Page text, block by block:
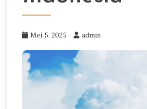
Mei 5, 2025 admin